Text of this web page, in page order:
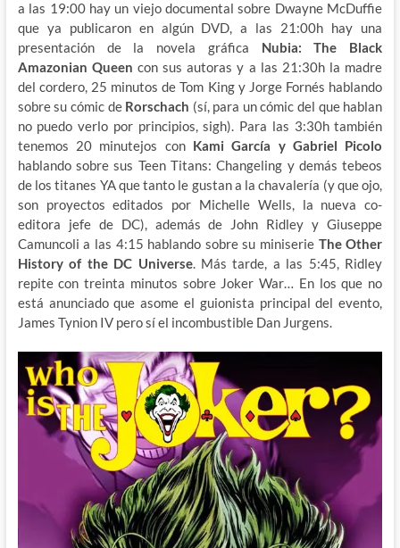
a las 19:00 hay un viejo documental sobre Dwayne McDuffie
que ya publicaron en algún DVD, a las 21:00h hay una
presentación de la novela gráfica Nubia: The Black
Amazonian Queen con sus autoras y a las 21:30h la madre
del cordero, 25 minutos de Tom King y Jorge Fornés hablando
sobre su cómic deRorschach (sí, para un cómic del que hablan
no puedo verlo por principios, sigh). Para las 3:30h también
tenemos 20 minutejos con Kami García y Gabriel Picolo
hablando sobre sus Teen Titans: Changeling y demás tebeos
de los titanes YA que tanto le gustan a la chavalería (y que ojo,
son proyectos editados por Michelle Wells, la nueva co-
editora jefe de DC), además de John Ridley y Giuseppe
Camuncoli a las 4:15 hablando sobre su miniserie The Other
History of the DC Universe. Más tarde, a las 5:45, Ridley
repite con treinta minutos sobre Joker War… En los que no
está anunciado que asome el guionista principal del evento,
James Tynion IV pero sí el incombustible Dan Jurgens.